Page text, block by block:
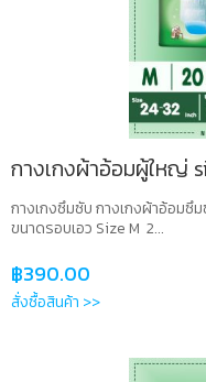
กางเกงผ้าอ้อมผู้ใหญ่
กางเกงซึมซับ กางเกงผ้าอ้อมซึ
ขนาดรอบเอว Size M 2...
฿390.00
สั่งซื้อสินค้า >>